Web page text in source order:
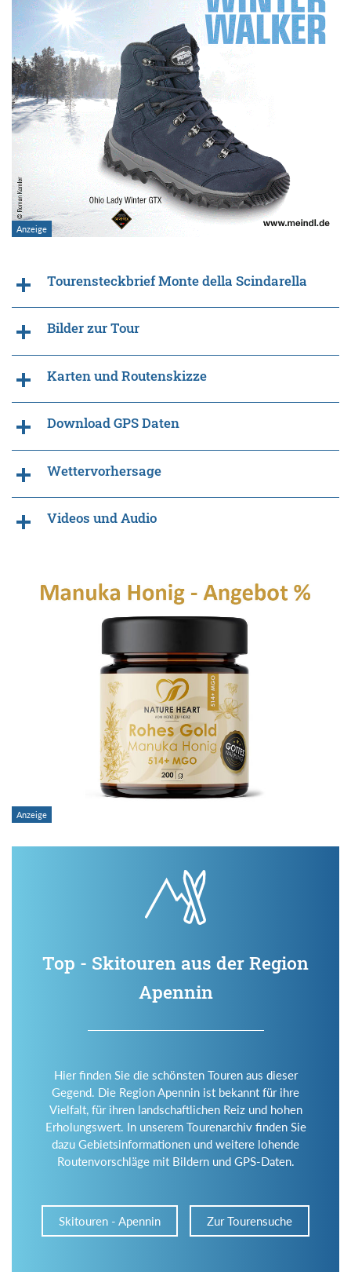
Tourensteckbrief Monte della Scindarella
Bilder zur Tour
Karten und Routenskizze
Download GPS Daten
Wettervorhersage
Videos und Audio
Top - Skitouren aus der Region
Apennin
Hier finden Sie die schönsten Touren aus dieser
Gegend. Die Region Apennin ist bekannt für ihre
Vielfalt, für ihren landschaftlichen Reiz und hohen
Erholungswert. In unserem Tourenarchiv finden Sie
dazu Gebietsinformationen und weitere lohende
Routenvorschläge mit Bildern und GPS-Daten.
Skitouren - Apennin Zur Tourensuche